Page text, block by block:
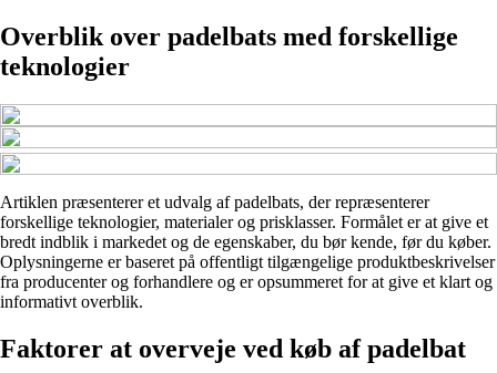
Overblik over padelbats med forskellige
teknologier
Artiklen præsenterer et udvalg af padelbats, der repræsenterer
forskellige teknologier, materialer og prisklasser. Formålet er at give et
bredt indblik i markedet og de egenskaber, du bør kende, før du køber.
Oplysningerne er baseret på offentligt tilgængelige produktbeskrivelser
fra producenter og forhandlere og er opsummeret for at give et klart og
informativt overblik.
Faktorer at overveje ved køb af padelbat